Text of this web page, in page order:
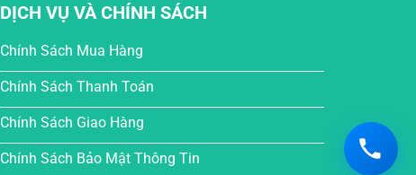
DỊCH VỤ VÀ CHÍNH SÁCH
Chính Sách Mua Hàng
Chính Sách Thanh Toán
Chính Sách Giao Hàng
Chính Sách Bảo Mật Thông Tin